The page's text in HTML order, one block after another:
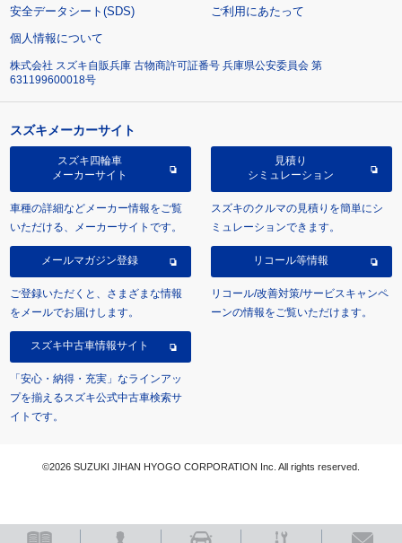
安全データシート(SDS)
ご利用にあたって
個人情報について
株式会社 スズキ自販兵庫 古物商許可証番号 兵庫県公安委員会 第
631199600018号
スズキメーカーサイト
スズキ四輪車
メーカーサイト
車種の詳細などメーカー情報をご覧
いただける、メーカーサイトです。
見積り
シミュレーション
スズキのクルマの見積りを簡単にシ
ミュレーションできます。
メールマガジン登録
ご登録いただくと、さまざまな情報
をメールでお届けします。
リコール等情報
リコール/改善対策/サービスキャンペ
ーンの情報をご覧いただけます。
スズキ中古車情報サイト
「安心・納得・充実」なラインアッ
プを揃えるスズキ公式中古車検索サ
イトです。
©2026 SUZUKI JIHAN HYOGO CORPORATION Inc. All rights reserved.